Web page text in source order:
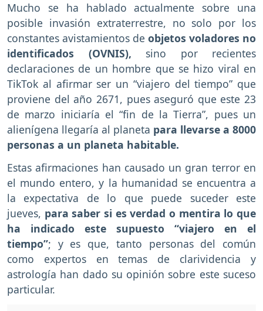
Mucho se ha hablado actualmente sobre una
posible invasión extraterrestre, no solo por los
constantes avistamientos de objetos voladores no
identificados (OVNIS), sino por recientes
declaraciones de un hombre que se hizo viral en
TikTok al afirmar ser un “viajero del tiempo” que
proviene del año 2671, pues aseguró que este 23
de marzo iniciaría el “fin de la Tierra”, pues un
alienígena llegaría al planeta para llevarse a 8000
personas a un planeta habitable.
Estas afirmaciones han causado un gran terror en
el mundo entero, y la humanidad se encuentra a
la expectativa de lo que puede suceder este
jueves, para saber si es verdad o mentira lo que
ha indicado este supuesto “viajero en el
tiempo”; y es que, tanto personas del común
como expertos en temas de clarividencia y
astrología han dado su opinión sobre este suceso
particular.